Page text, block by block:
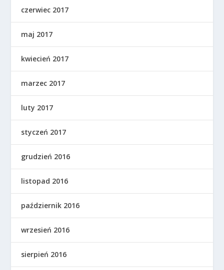
czerwiec 2017
maj 2017
kwiecień 2017
marzec 2017
luty 2017
styczeń 2017
grudzień 2016
listopad 2016
październik 2016
wrzesień 2016
sierpień 2016